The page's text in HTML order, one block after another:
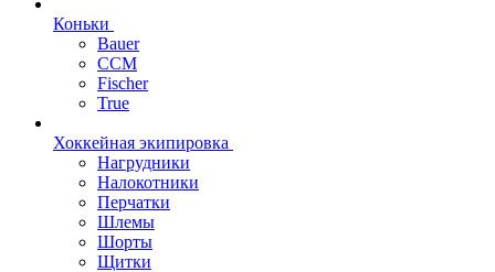
Коньки
Bauer
CCM
Fischer
True
Хоккейная экипировка
Нагрудники
Налокотники
Перчатки
Шлемы
Шорты
Щитки